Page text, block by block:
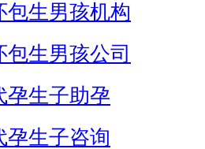
包生男孩机构
包生男孩公司
孕生子助孕
孕生子咨询